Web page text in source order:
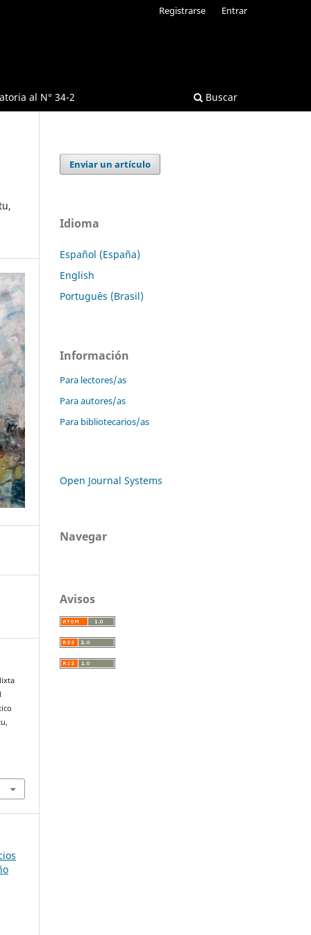
al N° 34-2 Buscar
Registrarse Entrar
Enviar un artículo
Idioma
Español (España)
English
Português (Brasil)
Información
Para lectores/as
Para autores/as
Para bibliotecarios/as
Open Journal Systems
Navegar
Avisos